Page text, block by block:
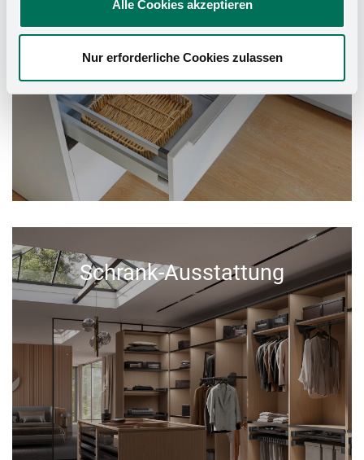
Alle Cookies akzeptieren
Nur erforderliche Cookies zulassen
Schrank-Ausstattung